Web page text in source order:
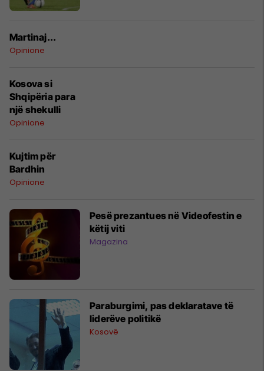
Martinaj...
Opinione
Kosova si
Shqipëria para
një shekulli
Opinione
Kujtim për
Bardhin
Opinione
Pesë prezantues në Videofestin e
këtij viti
Magazina
Paraburgimi, pas deklaratave të
liderëve politikë
Kosovë